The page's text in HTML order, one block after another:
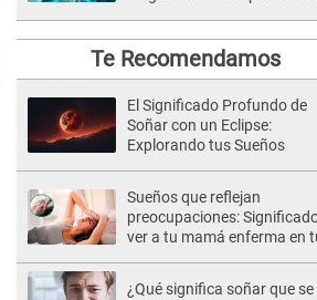
Te Recomendamos
El Significado Profundo de
Soñar con un Eclipse:
Explorando tus Sueños
Sueños que reflejan
preocupaciones:
ver a tu mamá enferma en
¿Qué significa soñar que se